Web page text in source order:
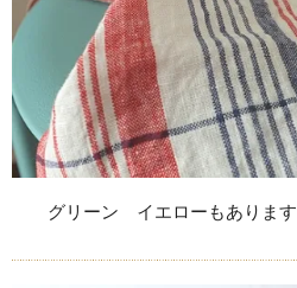
グリーン イエローもあります